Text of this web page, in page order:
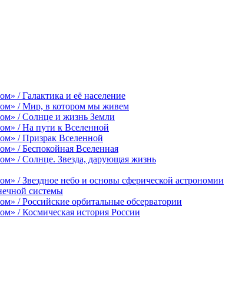
/ Галактика и её население
/ Мир, в котором мы живем
/ Солнце и жизнь Земли
/ На пути к Вселенной
/ Призрак Вселенной
/ Беспокойная Вселенная
/ Солнце. Звезда, дарующая жизнь
/ Звездное небо и основы сферической астрономии
системы
/ Российские орбитальные обсерватории
/ Космическая история России